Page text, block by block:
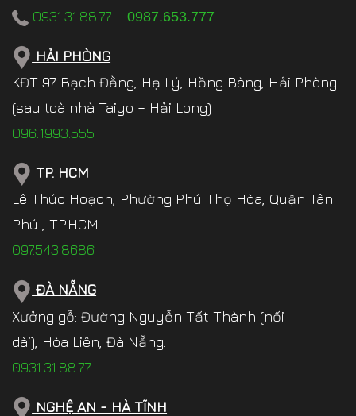
0931.31.88.77 - 0987.653.777
HẢI PHÒNG
KĐT 97 Bạch Đằng, Hạ Lý, Hồng Bàng, Hải Phòng
(sau toà nhà Taiyo – Hải Long)
096.1993.555
TP. HCM
Lê Thúc Hoạch, Phường Phú Thọ Hòa, Quận Tân
Phú , TP.HCM
097.543.8686
ĐÀ NẴNG
Xưởng gỗ: Đường Nguyễn Tất Thành (nối
dài), Hòa Liên, Đà Nẵng.
0931.31.88.77
NGHỆ AN - HÀ TĨNH